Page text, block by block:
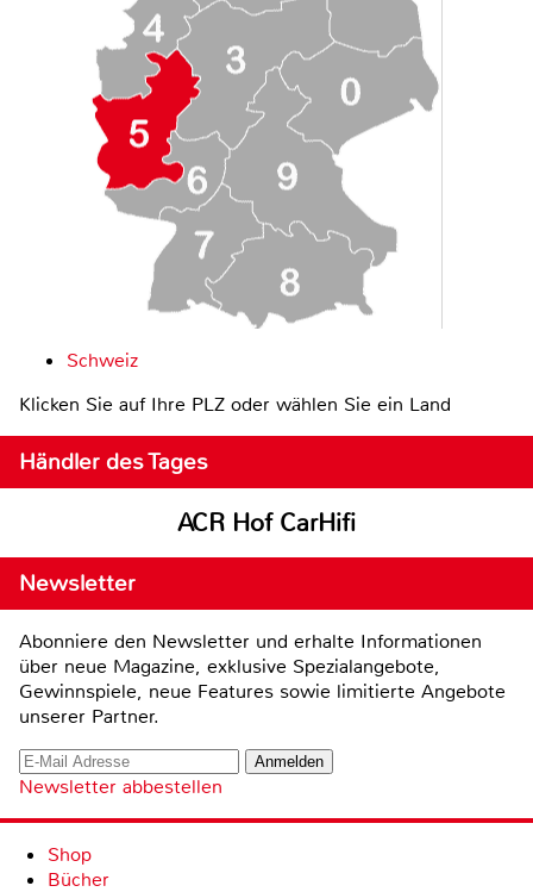
Schweiz
Klicken Sie auf Ihre PLZ oder wählen Sie ein Land
Händler des Tages
ACR Hof CarHifi
Newsletter
Abonniere den Newsletter und erhalte Informationen
über neue Magazine, exklusive Spezialangebote,
Gewinnspiele, neue Features sowie limitierte Angebote
unserer Partner.
Newsletter abbestellen
Shop
Bücher